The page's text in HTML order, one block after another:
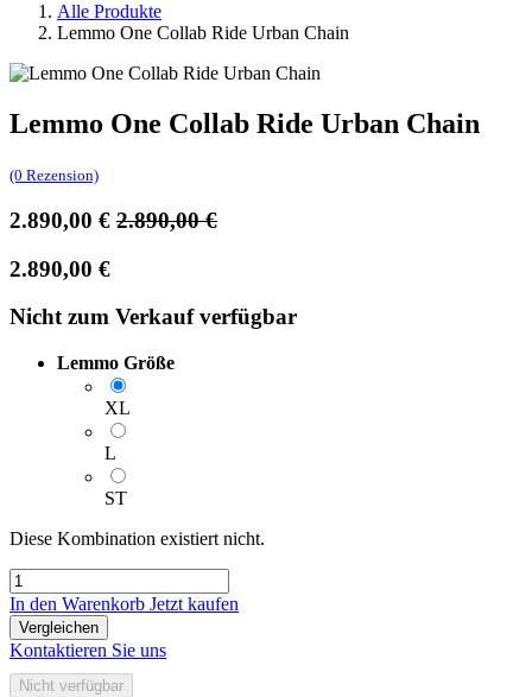
Alle Produkte
Lemmo One Collab Ride Urban Chain
Lemmo One Collab Ride Urban Chain
(0 Rezension)
2.890,00 € 2.890,00€
2.890,00 €
Nicht zum Verkauf verfügbar
Lemmo Größe
XL
L
ST
Diese Kombination existiert nicht.
In den Warenkorb Jetzt kaufen
Vergleichen
Kontaktieren Sie uns
Nicht verfügbar